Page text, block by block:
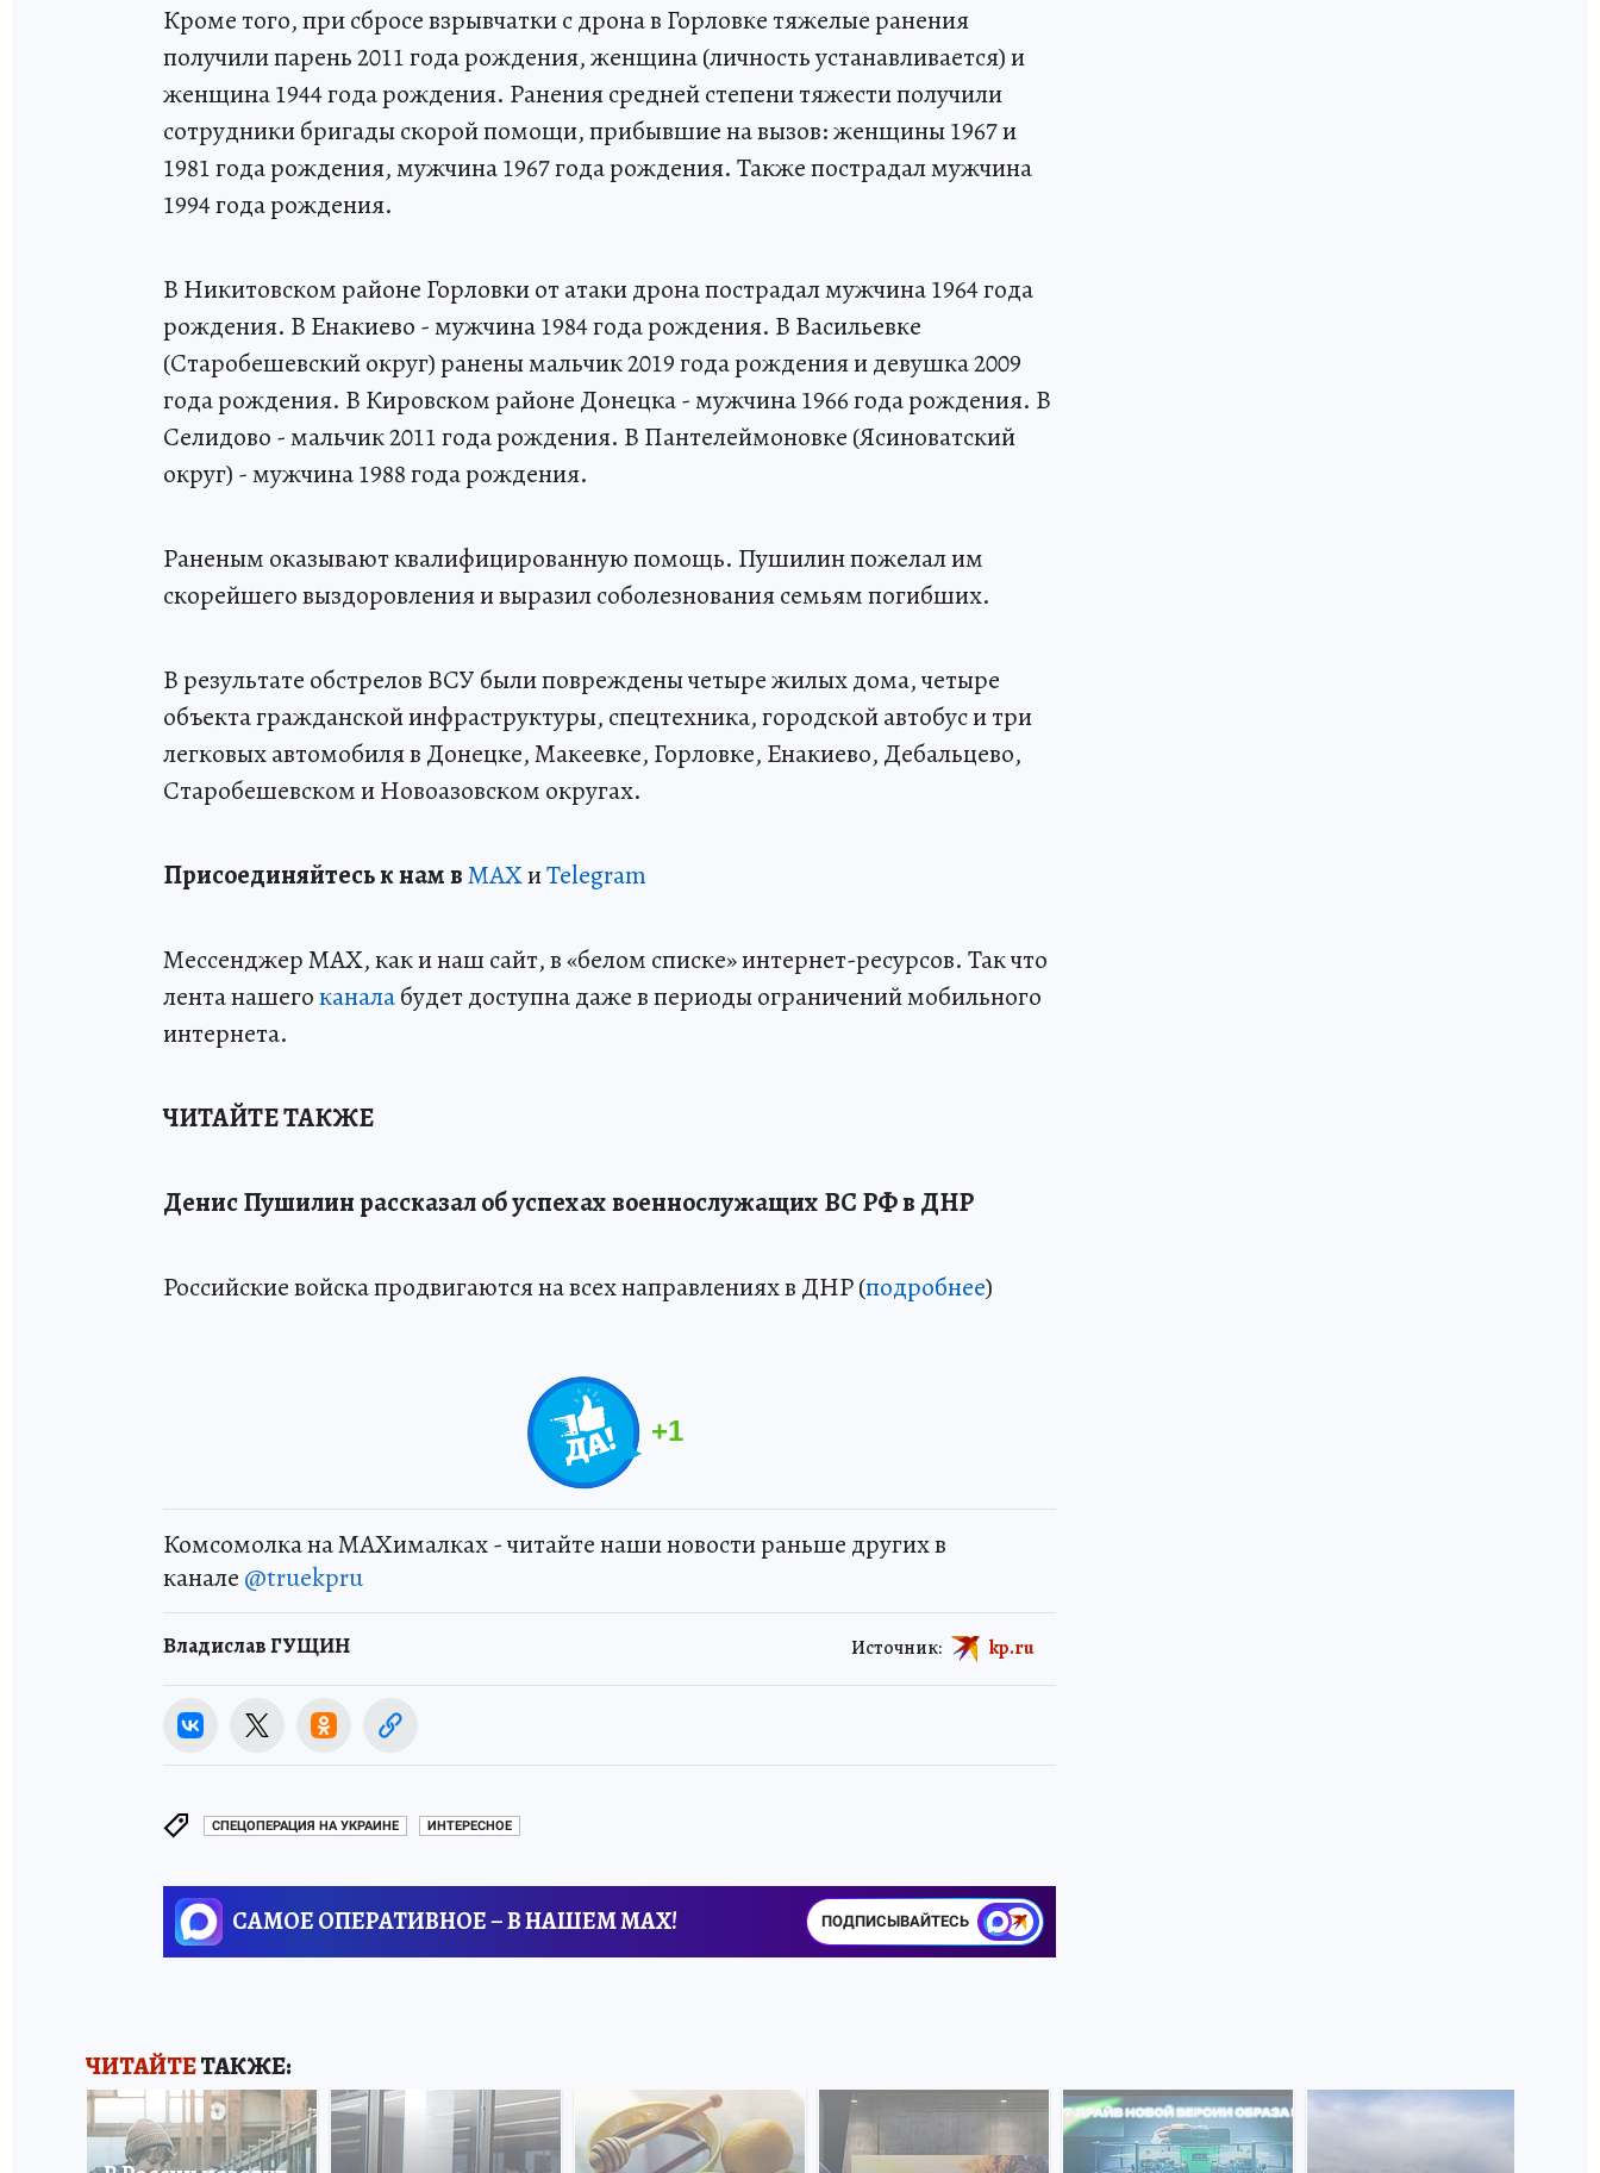
Кроме того, при сбросе взрывчатки с дрона в Горловке тяжелые ранения
получили парень 2011 года рождения, женщина (личность устанавливается) и
женщина 1944 года рождения. Ранения средней степени тяжести получили
сотрудники бригады скорой помощи, прибывшие на вызов: женщины 1967 и
1981 года рождения, мужчина 1967 года рождения. Также пострадал мужчина
1994 года рождения.
В Никитовском районе Горловки от атаки дрона пострадал мужчина 1964 года
рождения. В Енакиево - мужчина 1984 года рождения. В Васильевке
(Старобешевский округ) ранены мальчик 2019 года рождения и девушка 2009
года рождения. В Кировском районе Донецка - мужчина 1966 года рождения. В
Селидово - мальчик 2011 года рождения. В Пантелеймоновке (Ясиноватский
округ) - мужчина 1988 года рождения.
Раненым оказывают квалифицированную помощь. Пушилин пожелал им
скорейшего выздоровления и выразил соболезнования семьям погибших.
В результате обстрелов ВСУ были повреждены четыре жилых дома, четыре
объекта гражданской инфраструктуры, спецтехника, городской автобус и три
легковых автомобиля в Донецке, Макеевке, Горловке, Енакиево, Дебальцево,
Старобешевском и Новоазовском округах.
Присоединяйтесь к нам вMAXиTelegram
Мессенджер MAX, как и наш сайт, в «белом списке» интернет-ресурсов. Так что
лента нашегоканалабудет доступна даже в периоды ограничений мобильного
интернета.
ЧИТАЙТЕ ТАКЖЕ
Денис Пушилин рассказал об успехах военнослужащих ВС РФ в ДНР
Российские войска продвигаются на всех направлениях в ДНР (подробнее)
+1
Комсомолка на MAXималках - читайте наши новости раньше других в
канале @truekpru
Владислав ГУЩИН Источник: kp.ru
СПЕЦОПЕРАЦИЯ НА УКРАИНЕ ИНТЕРЕСНОЕ
САМОЕ ОПЕРАТИВНОЕ – В НАШЕМ MAX! ПОДПИСЫВАЙТЕСЬ
ЧИТАЙТЕТАКЖЕ: